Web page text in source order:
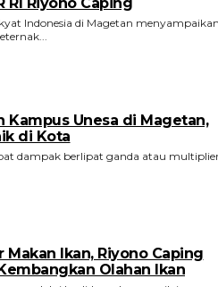
RI Riyono Caping
Indonesia di Magetan
Kampus Unesa di Magetan,
di Kota
dampak berlipat ganda atau
Makan Ikan, Riyono Caping
Olahan Ikan